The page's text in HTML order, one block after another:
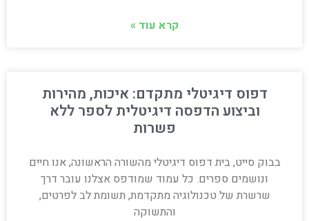
קרא עוד »
דפוס דיגיטלי מתקדם: איכות, מהירות
וביצוע הדפסה דיגיטלית לספר ללא
פשרות
בבוק סייט, בית דפוס דיגיטלי מהשורה הראשונה, אנו חיים
ונושמים ספרים. כל עמוד שמודפס אצלנו עובר דרך
שרשרת של טכנולוגיה מתקדמת, תשומת לב לפרטים,
והתשוקה